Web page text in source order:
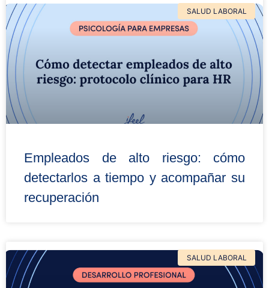
SALUD LABORAL
Empleados de alto riesgo: cómo
detectarlos a tiempo y acompañar su
recuperación
SALUD LABORAL